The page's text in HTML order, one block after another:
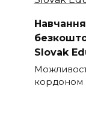
Slovak
кордоном